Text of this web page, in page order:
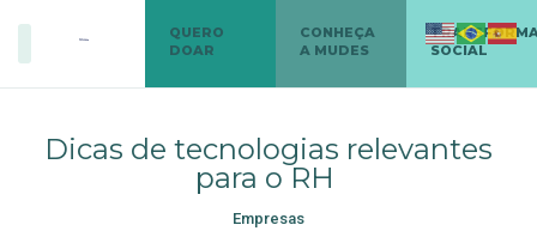
QUERO
DOAR
CONHEÇA
A MUDES
SOCIAL
Dicas de tecnologias relevantes
para o RH
Empresas